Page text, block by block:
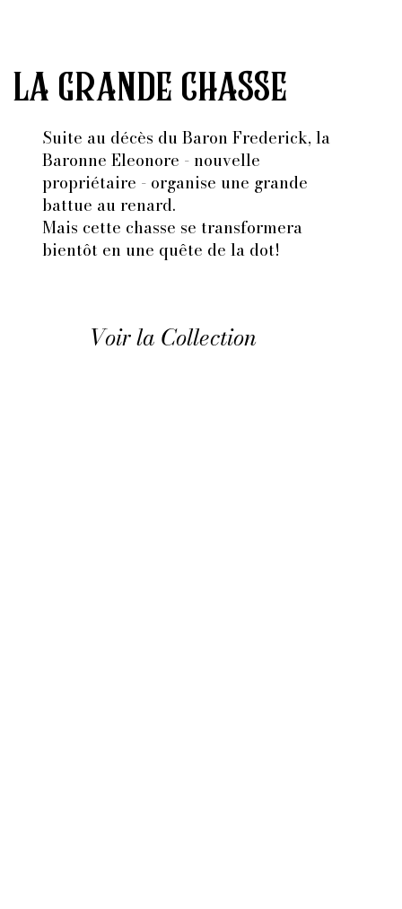
la grande chasse
Suite au décès du Baron Frederick, la
Baronne Eleonore - nouvelle
propriétaire - organise une grande
battue au renard.
Mais cette chasse se transformera
bientôt en une quête de la dot!
Voir la Collection